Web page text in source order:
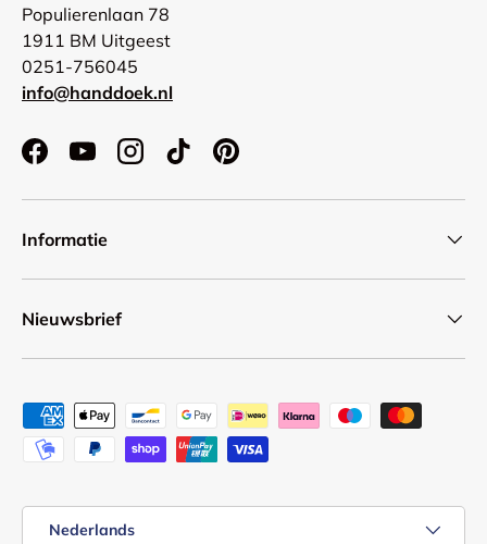
Populierenlaan 78
1911 BM Uitgeest
0251-756045
info@handdoek.nl
FacebookYouTubeInstagramTikTokPinterest
Informatie
Nieuwsbrief
Geaccepteerde betaalmethoden
Nederlands